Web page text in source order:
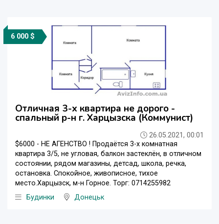
6 000 $
Отличная 3-х квартира не дорого -
спальный р-н г. Харцызска (Коммунист)
26.05.2021, 00:01
$6000 - НЕ АГЕНСТВО ! Продаётся 3-х комнатная
квартира 3/5, не угловая, балкон застеклён, в отличном
состоянии, рядом магазины, детсад, школа, речка,
остановка. Спокойное, живописное, тихое
место.Харцызск, м-н Горное. Торг: 0714255982
Будинки
Донецьк